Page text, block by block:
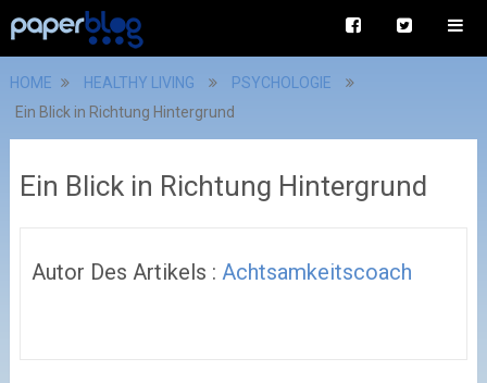
HOME HEALTHY LIVING
PSYCHOLOGIE
Ein Blick in Richtung Hintergrund
Ein Blick in Richtung Hintergrund
Autor Des Artikels : Achtsamkeitscoach